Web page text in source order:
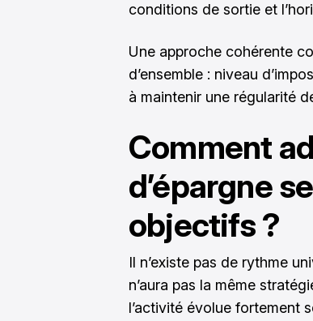
conditions de sortie et
Une approche cohérente
d’ensemble : niveau
à maintenir une régularité
Comment
d’épargne
objectifs ?
Il n’existe pas de rythme
n’aura pas la même
l’activité évolue fortement